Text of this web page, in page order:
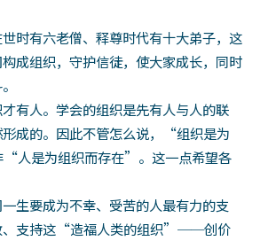
有六老僧、释尊时代有十大弟子，这
成组织，守护信徒，使大家成长，同时
人。学会的组织是先有人与人的联
成的。因此不管怎么说，“组织是为
人是为组织而存在”。这一点希望各
要成为不幸、受苦的人最有力的支
、支持这“造福人类的组织”──创价